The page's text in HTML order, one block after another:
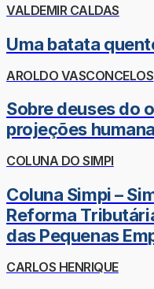
VALDEMIR CALDAS
Uma batata
AROLDO VASCONCELOS
Sobre deuses do
projeções
COLUNA DO SIMPI
Coluna Simpi –
Reforma
das Pequenas
CARLOS HENRIQUE